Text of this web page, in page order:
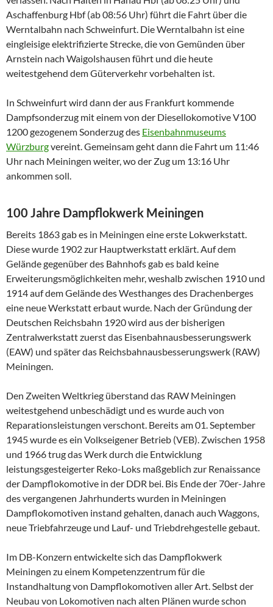
Aschaffenburg Hbf (ab 08:56 Uhr) führt die Fahrt über die
Werntalbahn nach Schweinfurt. Die Werntalbahn ist eine
eingleisige elektrifizierte Strecke, die von Gemünden über
Arnstein nach Waigolshausen führt und die heute
weitestgehend dem Güterverkehr vorbehalten ist.
In Schweinfurt wird dann der aus Frankfurt kommende
Dampfsonderzug mit einem von der Diesellokomotive V100
1200 gezogenem Sonderzug des Eisenbahnmuseums
Würzburgvereint. Gemeinsam geht dann die Fahrt um 11:46
Uhr nach Meiningen weiter, wo der Zug um 13:16 Uhr
ankommen soll.
100 Jahre Dampflokwerk Meiningen
Bereits 1863 gab es in Meiningen eine erste Lokwerkstatt.
Diese wurde 1902 zur Hauptwerkstatt erklärt. Auf dem
Gelände gegenüber des Bahnhofs gab es bald keine
Erweiterungsmöglichkeiten mehr, weshalb zwischen 1910 und
1914 auf dem Gelände des Westhanges des Drachenberges
eine neue Werkstatt erbaut wurde. Nach der Gründung der
Deutschen Reichsbahn 1920 wird aus der bisherigen
Zentralwerkstatt zuerst das Eisenbahnausbesserungswerk
(EAW) und später das Reichsbahnausbesserungswerk (RAW)
Meiningen.
Den Zweiten Weltkrieg überstand das RAW Meiningen
weitestgehend unbeschädigt und es wurde auch von
Reparationsleistungen verschont. Bereits am 01. September
1945 wurde es ein Volkseigener Betrieb (VEB). Zwischen 1958
und 1966 trug das Werk durch die Entwicklung
leistungsgesteigerter Reko-Loks maßgeblich zur Renaissance
der Dampflokomotive in der DDR bei. Bis Ende der 70er-Jahre
des vergangenen Jahrhunderts wurden in Meiningen
Dampflokomotiven instand gehalten, danach auch Waggons,
neue Triebfahrzeuge und Lauf- und Triebdrehgestelle gebaut.
Im DB-Konzern entwickelte sich das Dampflokwerk
Meiningen zu einem Kompetenzzentrum für die
Instandhaltung von Dampflokomotiven aller Art. Selbst der
Neubau von Lokomotiven nach alten Plänen wurde schon